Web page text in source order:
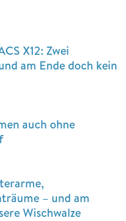
X12: Zwei
am Ende doch kein
auch ohne
– und am
Wischwalze